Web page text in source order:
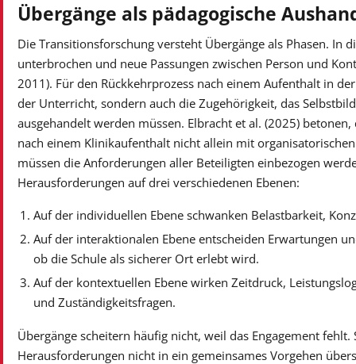
Übergänge als pädagogische
Die Transitionsforschung versteht Übergänge als Phasen. In
unterbrochen und neue Passungen zwischen Person und
2011). Für den Rückkehrprozess nach einem Aufenthalt in
der Unterricht, sondern auch die Zugehörigkeit, das
ausgehandelt werden müssen. Elbracht et al. (2025)
nach einem Klinikaufenthalt nicht allein mit
müssen die Anforderungen aller Beteiligten einbezogen
Herausforderungen auf drei verschiedenen Ebenen:
Auf der individuellen Ebene schwanken Belastbarkeit,
Auf der interaktionalen Ebene entscheiden Erwartungen
ob die Schule als sicherer Ort erlebt wird.
Auf der kontextuellen Ebene wirken Zeitdruck,
und Zuständigkeitsfragen.
Übergänge scheitern häufig nicht, weil das Engagement
Herausforderungen nicht in ein gemeinsames Vorgehen